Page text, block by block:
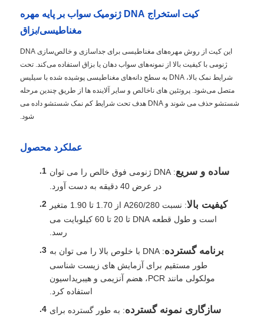
کیت استخراج DNA ژنومیک سواب بر پایه مهره
مغناطیسی/بزاق
این کیت از روش مهره‌های مغناطیسی برای جداسازی و خالص‌سازی DNA
ژنومی با کیفیت بالا از نمونه‌های سواب دهان یا بزاق استفاده می‌کند. تحت
شرایط نمک بالا، DNA به سطح دانه‌های مغناطیسی پوشیده شده با سیلیس
متصل می‌شود. پروتئین های ناخالص و سایر آلاینده ها از طریق چندین مرحله
شستشو حذف می شوند و DNA هدف تحت شرایط کم نمک شستشو داده می
شود.
عملکرد محصول
ساده و سریع
: DNA ژنومی فوق خالص را می توان
در عرض 40 دقیقه به دست آورد.
کیفیت بالا
: نسبت A260/280 از 1.70 تا 1.90 متغیر
است و طول قطعه DNA تا 20 تا 60 کیلوبایت می
رسد.
برنامه گسترده
: DNA با خلوص بالا را می توان به
طور مستقیم برای آزمایش های زیست شناسی
مولکولی مانند PCR، هضم آنزیمی و هیبریداسیون
استفاده کرد.
سازگاری نمونه گسترده: به طور گسترده برای